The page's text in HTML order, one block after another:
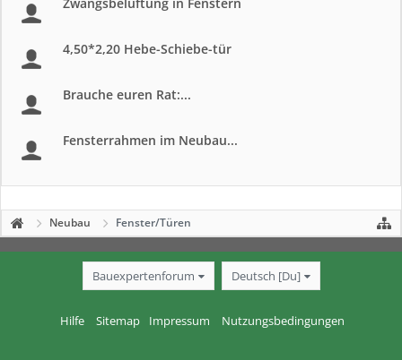
4,50*2,20 Hebe-Schiebe-tür
Brauche euren Rat:...
Fensterrahmen im Neubau...
Neubau Fenster/Türen
Bauexpertenforum Deutsch [Du]
Hilfe Sitemap Impressum Nutzungsbedingungen